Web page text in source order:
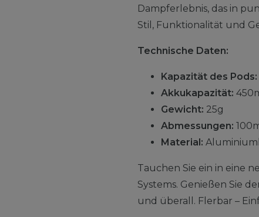
Dampferlebnis, das in
Stil, Funktionalität und
Technische Daten:
Kapazität des Pods:
Akkukapazität:
Gewicht: 25g
Abmessungen:
Material:
Tauchen Sie ein in eine
Systems. Genießen Sie
und überall. Flerbar –